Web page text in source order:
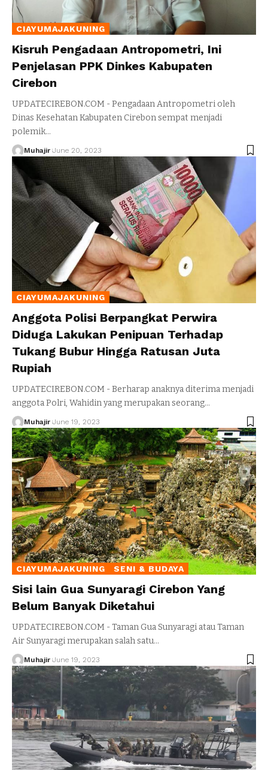
CIAYUMAJAKUNING
Kisruh Pengadaan Antropometri, Ini
Penjelasan PPK Dinkes Kabupaten
Cirebon
UPDATECIREBON.COM - Pengadaan Antropometri oleh
Dinas Kesehatan Kabupaten Cirebon sempat menjadi
polemik…
Muhajir June 20, 2023
CIAYUMAJAKUNING
Anggota Polisi Berpangkat Perwira
Diduga Lakukan Penipuan Terhadap
Tukang Bubur Hingga Ratusan Juta
Rupiah
UPDATECIREBON.COM - Berharap anaknya diterima menjadi
anggota Polri, Wahidin yang merupakan seorang…
Muhajir June 19, 2023
CIAYUMAJAKUNING SENI & BUDAYA
Sisi lain Gua Sunyaragi Cirebon Yang
Belum Banyak Diketahui
UPDATECIREBON.COM - Taman Gua Sunyaragi atau Taman
Air Sunyaragi merupakan salah satu…
Muhajir June 19, 2023